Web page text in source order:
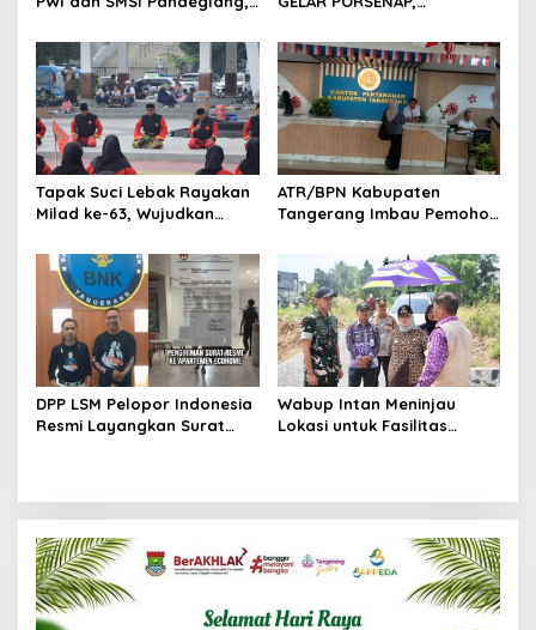
Konferensi Organisasi
DAN KEBERSAMAAN
Tapak Suci Lebak Rayakan
Milad ke-63, Wujudkan
Menuju Kancah Dunia
ATR/BPN Kabupaten
Tangerang Imbau Pemohon
Berkas Mandek
DPP LSM Pelopor Indonesia
Resmi Layangkan Surat
Wabup Intan Meninjau
Lokasi untuk Fasilitas